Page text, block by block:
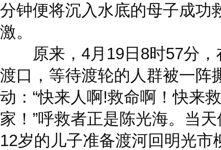
分钟便将沉入水底的母子成功
激。
原来，4月19日8时57分，
渡口，等待渡轮的人群被一阵
动：“快来人啊!救命啊！快来
家！”呼救者正是陈光海。当
12岁的儿子准备渡河回明光